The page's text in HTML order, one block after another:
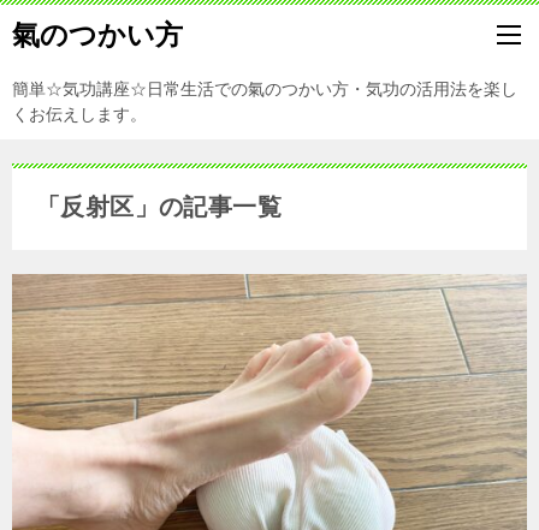
氣のつかい方
簡単☆気功講座☆日常生活での氣のつかい方・気功の活用法を楽し
くお伝えします。
「反射区」の記事一覧